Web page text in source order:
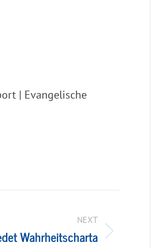
| Evangelische
NEXT
Wahrheitscharta